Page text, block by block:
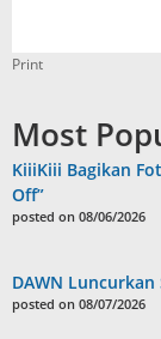
Print
Most
KiiiKiii Bagikan
Off”
posted on 08/06/2026
DAWN Luncurkan
posted on 08/07/2026